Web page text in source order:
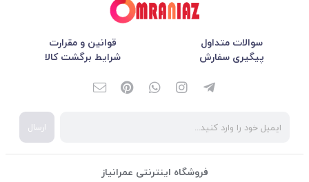
سوالات متداول
قوانین و مقرارت
پیگیری سفارش
شرایط برگشت کالا
ارسال
فروشگاه اینترنتی عمرانیاز